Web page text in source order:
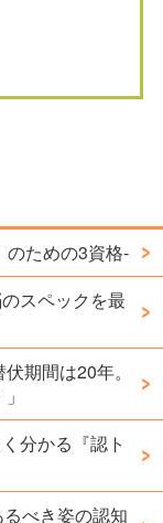
のための3資格-
スペックを最
期間は20年。
分かる『認ト
べき姿の認知